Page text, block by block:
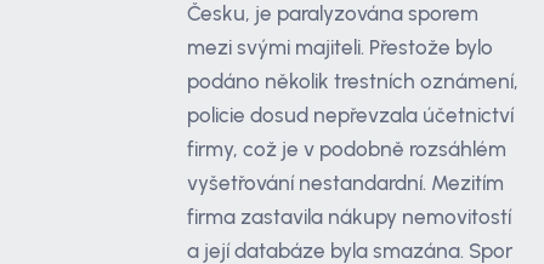
Česku, je paralyzována sporem
mezi svými majiteli. Přestože bylo
podáno několik trestních oznámení,
policie dosud nepřevzala účetnictví
firmy, což je v podobně rozsáhlém
vyšetřování nestandardní. Mezitím
firma zastavila nákupy nemovitostí
a její databáze byla smazána. Spor